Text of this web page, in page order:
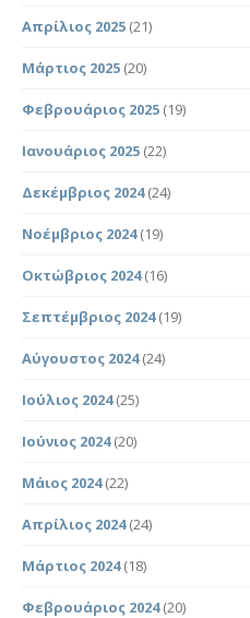
Απρίλιος 2025 (21)
Μάρτιος 2025 (20)
Φεβρουάριος 2025 (19)
Ιανουάριος 2025 (22)
Δεκέμβριος 2024(24)
Νοέμβριος 2024(19)
Οκτώβριος 2024(16)
Σεπτέμβριος 2024(19)
Αύγουστος 2024(24)
Ιούλιος 2024(25)
Ιούνιος 2024(20)
Μάιος 2024(22)
Απρίλιος 2024(24)
Μάρτιος 2024(18)
Φεβρουάριος 2024(20)